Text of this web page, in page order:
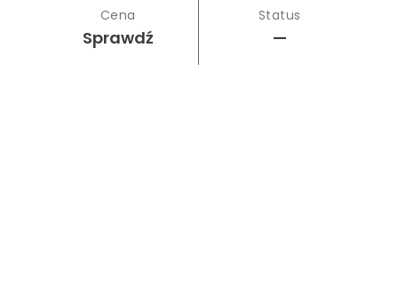
Cena
Sprawdź
Status
—